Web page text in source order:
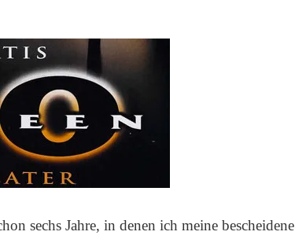
sechs Jahre, in denen ich meine bescheidene